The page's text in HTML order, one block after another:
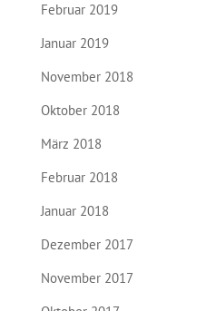
Februar 2019
Januar 2019
November 2018
Oktober 2018
März 2018
Februar 2018
Januar 2018
Dezember 2017
November 2017